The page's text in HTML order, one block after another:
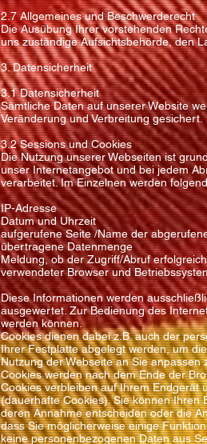
2.7 Allgemeines und Beschwerderecht
Die Ausübung Ihrer vorstehenden
uns zuständige Aufsichtsbehörde, den
3. Datensicherheit
3.1 Datensicherheit
Sämtliche Daten auf unserer Website
Veränderung und Verbreitung gesichert.
3.2 Sessions und Cookies
Die Nutzung unserer Webseiten ist
unser Internetangebot und bei jedem
verarbeitet. Im Einzelnen werden
IP-Adresse
Datum und Uhrzeit
aufgerufene Seite /Name der
übertragene Datenmenge
Meldung, ob der Zugriff/Abruf
verwendeter Browser und
Diese Informationen werden
ausgewertet. Zur Bedienung des
werden können.
Cookies dienen dabei z.B. auch der
Ihrer Festplatte abgelegt werden, um
Nutzung der Webseite an Sie
Cookies werden nach dem Ende der
Cookies verbleiben auf Ihrem Endgerät
(dauerhafte Cookies). Sie können Ihren
deren Annahme entscheiden oder die
dass Sie möglicherweise einige
keine personenbezogenen Daten aus